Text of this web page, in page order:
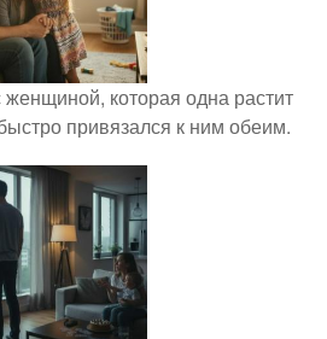
которая одна растит
привязался к ним обеим.